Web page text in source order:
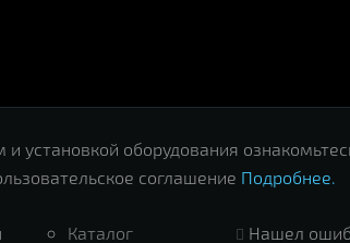
установкой оборудования
соглашение Подробнее.
Каталог Нашел